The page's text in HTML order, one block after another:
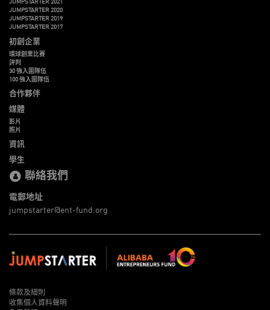
JUMPSTARTER 2020
JUMPSTARTER 2019
JUMPSTARTER 2017
初創企業
環球創業比賽
評判
30 強入圍隊伍
100 強入圍隊伍
合作夥伴
媒體
影片
照片
資訊
學生
聯絡我們
電郵地址
jumpstarter@ent-fund.org
條款及細則
收集個人資料聲明